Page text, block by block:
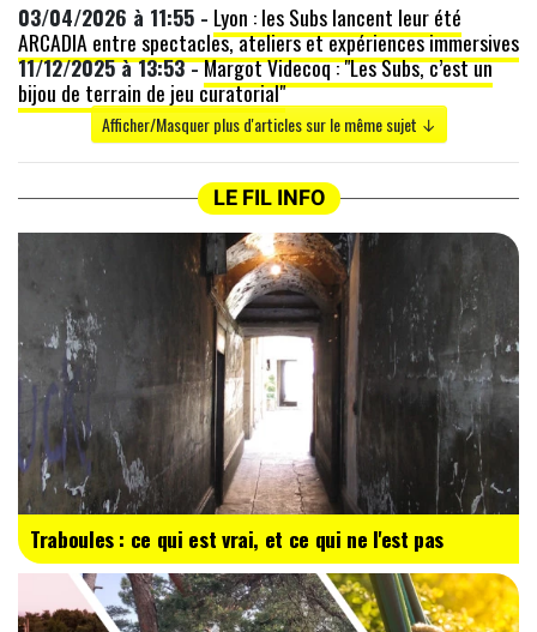
03/04/2026 à 11:55 - Lyon : les Subs lancent leur été
ARCADIA entre spectacles, ateliers et expériences immersives
11/12/2025 à 13:53 -Margot Videcoq : "Les Subs, c’est un
bijou de terrain de jeu curatorial"
Afficher/Masquer plus d'articles sur le même sujet ↓
LE FIL INFO
Traboules : ce qui est vrai, et ce qui ne l'est pas